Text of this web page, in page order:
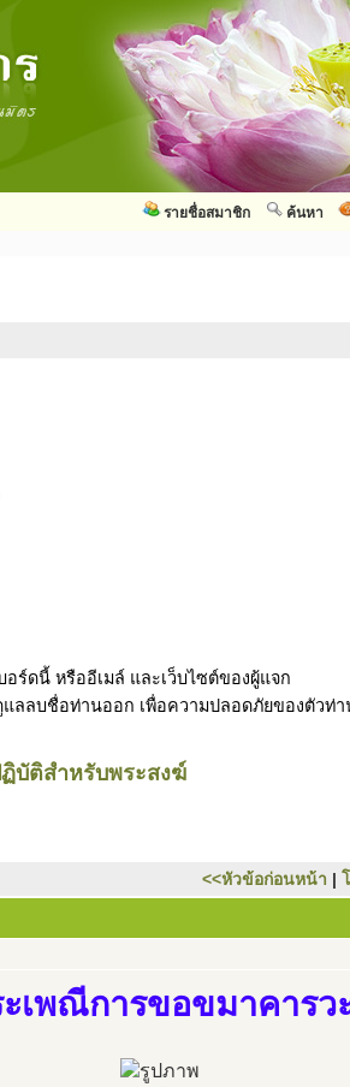
ค้นหา
รายชื่อสมาชิก
ร์ดนี้ หรืออีเมล์ และเว็บไซต์ของผู้แจก
ลลบชื่อท่านออก เพื่อความปลอดภัยของตัวท่า
บัติสำหรับพระสงฆ์
<<หัวข้อก่อนหน้า |
เพณีการขอขมาคารว